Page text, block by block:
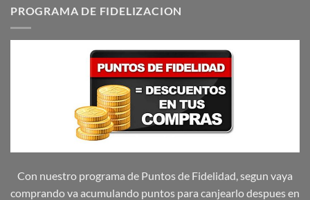
PROGRAMA DE FIDELIZACION
Con nuestro programa de Puntos de Fidelidad, segun vaya
comprando va acumulando puntos para canjearlo despues en